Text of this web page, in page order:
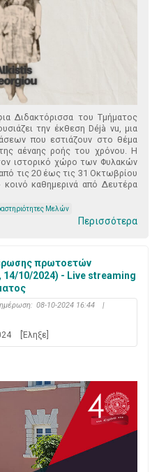
Διδακτόρισσα του Τμήματος
την έκθεση Déjà vu, μια
που εστιάζουν στο θέμα
αέναης ροής του χρόνου. Η
ιστορικό χώρο των Φυλακών
τις 20 έως τις 31 Οκτωβρίου
κοινό καθημερινά από Δευτέρα
Μελών
Περισσότερα
πρωτοετών
14/10/2024) - Live streaming
08-10-2024 16:44
|
[Έληξε]